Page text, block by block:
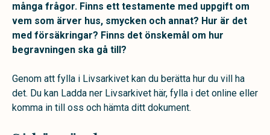
många frågor. Finns ett testamente med uppgift om
vem som ärver hus, smycken och annat? Hur är det
med försäkringar? Finns det önskemål om hur
begravningen ska gå till?
Genom att fylla i Livsarkivet kan du berätta hur du vill ha
det. Du kan Ladda ner Livsarkivet här, fylla i det online eller
komma in till oss och hämta ditt dokument.